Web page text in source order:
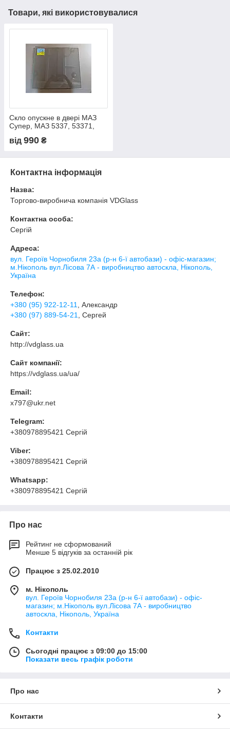
Товари, які використовувалися
Скло опускне в двері МАЗ
Супер, МАЗ 5337, 53371,
53363, 53366, 6303, 5434,
від 990 ₴
Контактна інформація
Назва:
Торгово-виробнича компанія VDGlass
Контактна особа:
Сергій
Адреса:
вул. Героїв Чорнобиля 23а (р-н 6-ї автобази) - офіс-магазин;
м.Нікополь вул.Лісова 7А - виробництво автоскла, Нікополь,
Україна
Телефон:
+380 (95) 922-12-11
, Александр
+380 (97) 889-54-21
, Сергей
Сайт:
http://vdglass.ua
Сайт компанії:
https://vdglass.ua/ua/
Email:
x797@ukr.net
Telegram:
+380978895421 Сергій
Viber:
+380978895421 Сергій
Whatsapp:
+380978895421 Сергій
Про нас
Рейтинг не сформований
Менше 5 відгуків за останній рік
Працює з 25.02.2010
м. Нікополь
вул. Героїв Чорнобиля 23а (р-н 6-ї автобази) - офіс-
магазин; м.Нікополь вул.Лісова 7А - виробництво
автоскла, Нікополь, Україна
Контакти
Сьогодні працює з 09:00 до 15:00
Показати весь графік роботи
Про нас
Контакти